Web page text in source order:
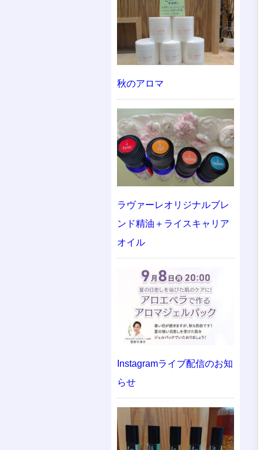
秋のアロマ
ラヴァーレオリジナルブレ
ンド精油＋ライスキャリア
オイル
Instagramライブ配信のお知
らせ